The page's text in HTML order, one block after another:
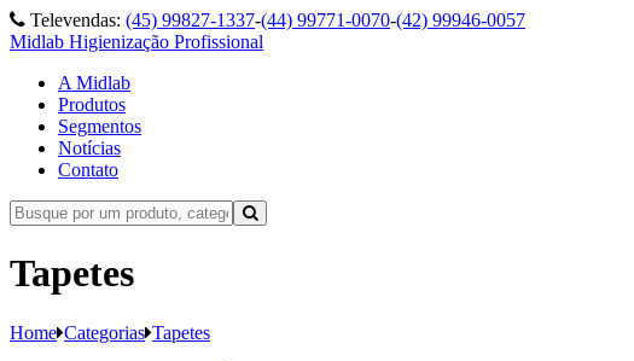
Televendas: (45) 99827-1337-(44) 99771-0070-(42) 99946-0057
Midlab Higienização Profissional
A Midlab
Produtos
Segmentos
Notícias
Contato
Tapetes
Home Categorias Tapetes